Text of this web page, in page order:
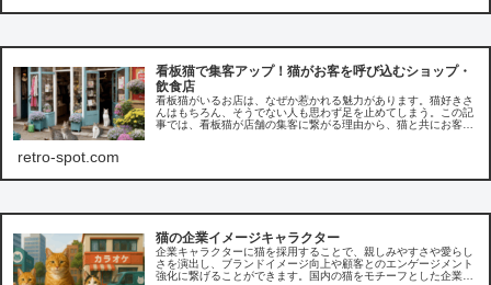
看板猫で集客アップ！猫がお客を呼び込むショップ・
飲食店
看板猫がいるお店は、なぜか惹かれる魅力があります。猫好きさ
んはもちろん、そうでない人も思わず足を止めてしまう。この記
事では、看板猫が店舗の集客に繋がる理由から、猫と共にお客様
retro-spot.com
猫の企業イメージキャラクター
企業キャラクターに猫を採用することで、親しみやすさや愛らし
さを演出し、ブランドイメージ向上や顧客とのエンゲージメント
強化に繋げることができます。国内の猫をモチーフとした企業の